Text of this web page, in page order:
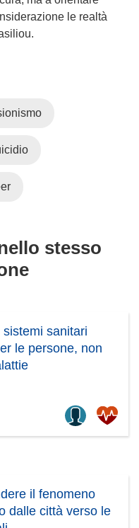
r
n
a
)
le realtà
stesso
sistemi sanitari
le persone, non
il fenomeno
dalle città verso le